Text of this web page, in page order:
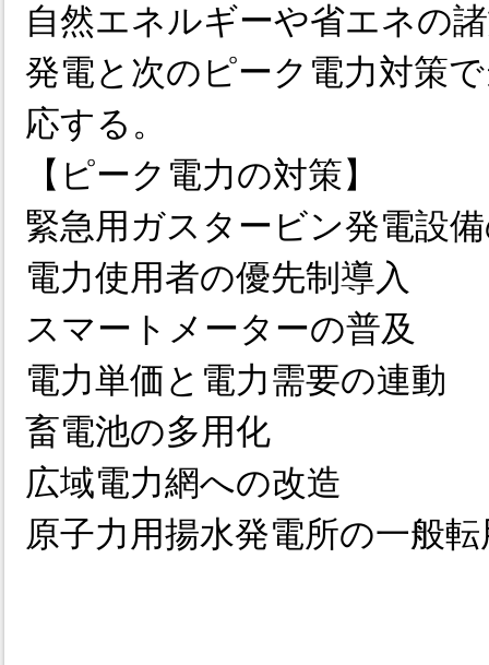
自然エネルギーや省エネの
発電と次のピーク電力対策
応する。
【ピーク電力の対策】
緊急用ガスタービン発電設
電力使用者の優先制導入
スマートメーターの普及
電力単価と電力需要の連動
畜電池の多用化
広域電力網への改造
原子力用揚水発電所の一般転